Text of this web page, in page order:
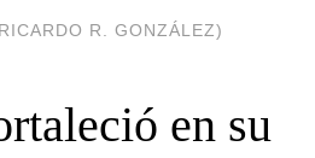
R. GONZÁLEZ)
en su